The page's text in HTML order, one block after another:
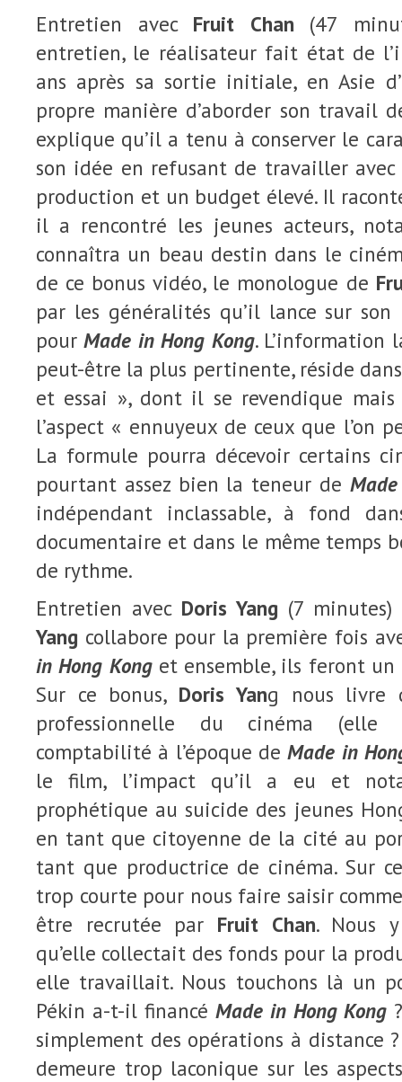
Entretien avec Fruit Chan (47
entretien, le réalisateur fait état de
ans après sa sortie initiale, en Asie
propre manière d’aborder son travail
explique qu’il a tenu à conserver le
son idée en refusant de travailler avec
production et un budget élevé. Il
il a rencontré les jeunes acteurs,
connaîtra un beau destin dans le
de ce bonus vidéo, le monologue de
par les généralités qu’il lance sur
pourMade in Hong Kong. L’information
peut-être la plus pertinente, réside
et essai », dont il se revendique
l’aspect « ennuyeux de ceux que l’on
La formule pourra décevoir certains
pourtant assez bien la teneur de
indépendant inclassable, à fond
documentaire et dans le même temps
de rythme.
Entretien avec Doris Yang (7
Yang collabore pour la première fois
in Hong Konget ensemble, ils feront
Sur ce bonus, Doris Yang nous livre
professionnelle du cinéma
comptabilité à l’époque deMade in
le film, l’impact qu’il a eu et
prophétique au suicide des jeunes
en tant que citoyenne de la cité au
tant que productrice de cinéma. Sur
trop courte pour nous faire saisir
être recrutée par Fruit Chan. Nous
qu’elle collectait des fonds pour la
elle travaillait. Nous touchons là un
Pékin a-t-il financé Made in Hong Kong
simplement des opérations à distance
demeure trop laconique sur les